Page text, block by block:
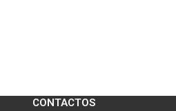
CONTACTOS